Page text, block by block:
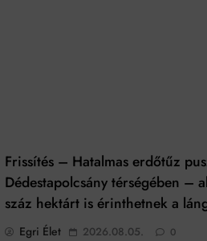
Frissítés – Hatalmas erdőtűz
Dédestapolcsány térségében –
száz hektárt is érinthetnek a
Egri Élet 2026.08.05. 0